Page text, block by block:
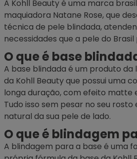
A Kohll Beauty é uma marca
maquiadora Natane Rose, que
técnica de pele blindada,
necessidades que a pele do Brasil
O que é base
A base blindada é um produto da
da Kohll Beauty que possui uma
longa duração, com efeito matte
Tudo isso sem pesar no seu rosto
natural da sua pele de lado.
O que é blindagem
A blindagem para a base é uma